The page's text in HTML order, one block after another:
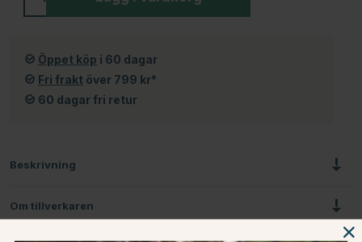
Öppet köp i 60 dagar
Fri frakt över 799 kr*
60 dagar fri retur
Beskrivning
Om tillverkaren